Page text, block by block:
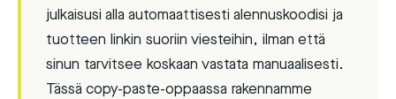
julkaisusi alla automaattisesti alennuskoodisi ja
tuotteen linkin suoriin viesteihin, ilman että
sinun tarvitsee koskaan vastata manuaalisesti.
Tässä copy-paste-oppaassa rakennamme